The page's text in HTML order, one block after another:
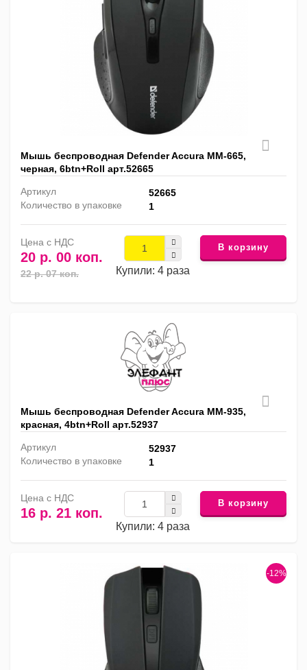
Мышь беспроводная Defender Accura MM-665,
черная, 6btn+Roll арт.52665
Артикул
52665
Количество в упаковке
1
Цена с НДС
20 р. 00 коп.
22 р. 07 коп. Купили: 4 раза
В корзину
Мышь беспроводная Defender Accura MM-935,
красная, 4btn+Roll арт.52937
Артикул
52937
Количество в упаковке
1
Цена с НДС
16 р. 21 коп.
Купили: 4 раза
В корзину
-12%